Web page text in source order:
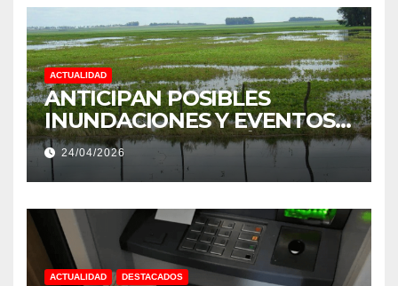
ACTUALIDAD
ANTICIPAN POSIBLES
INUNDACIONES Y EVENTOS
EXTREMOS: “PODRÍA SER UN
NIÑO MUY IMPORTANTE”
24/04/2026
ACTUALIDAD DESTACADOS